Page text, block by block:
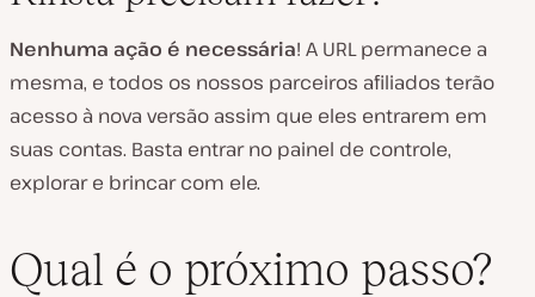
Nenhuma ação é necessária! A URL permanece a
mesma, e todos os nossos parceiros afiliados terão
acesso à nova versão assim que eles entrarem em
suas contas. Basta entrar no painel de controle,
explorar e brincar com ele.
Qual é o próximo passo?